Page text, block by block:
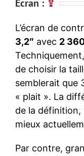
Écran : ⇪
L’écran de
3,2″ avec 2
de choisir la
semblerait que
« plait ». La
de la définition,
mieux
Par contre,